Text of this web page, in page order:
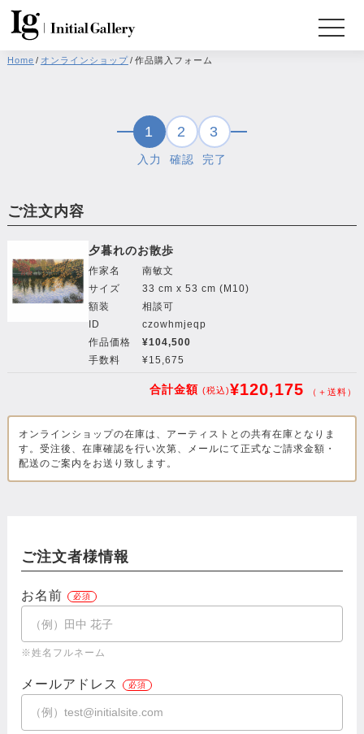
Home / オンラインショップ/ 作品購入フォーム
1
入力
2
確認
3
完了
ご注文内容
夕暮れのお散歩
作家名
南敏文
サイズ
33 cm x 53 cm (M10)
額装
相談可
ID
czowhmjeqp
作品価格
¥104,500
手数料
¥15,675
合計金額 (税込)¥120,175 （＋送料）
オンラインショップの在庫は、アーティストとの共有在庫となりま
す。受注後、在庫確認を行い次第、メールにて正式なご請求金額・
配送のご案内をお送り致します。
ご注文者様情報
お名前
※姓名フルネーム
メールアドレス